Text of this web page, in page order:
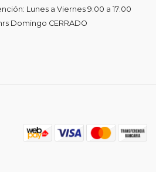
Lunes a Viernes 9:00 a 17:00
Domingo CERRADO